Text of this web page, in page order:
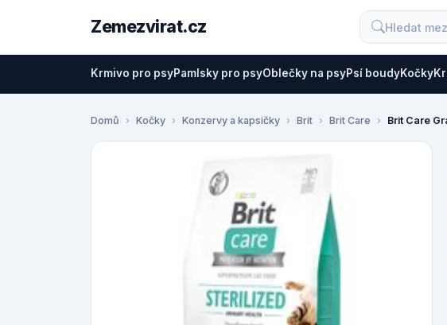
Zemezvirat.cz
Krmivo pro psyPamlsky pro psyOblečky na psyPsí boudyKočky
Domů Kočky Konzervy a kapsičky Brit Brit Care Brit Care